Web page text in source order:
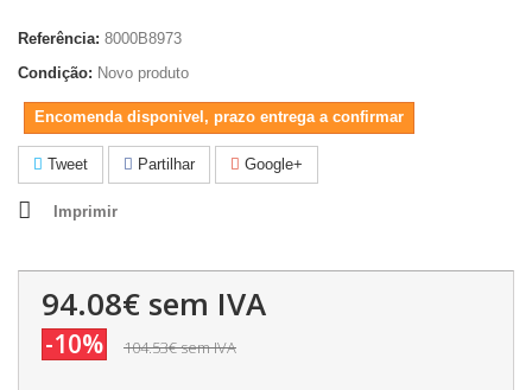
Referência: 8000B8973
Condição: Novo produto
Encomenda disponivel, prazo entrega a confirmar
Tweet Partilhar Google+
Imprimir
94.08€ sem IVA
-10% 104.53€sem IVA